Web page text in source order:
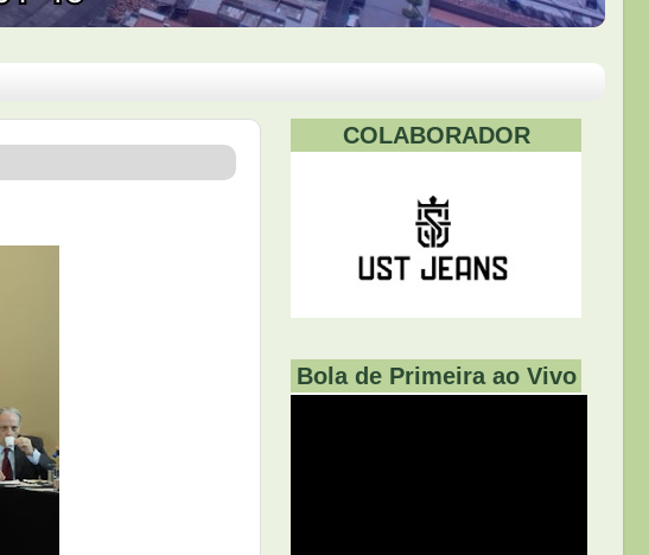
COLABORADOR
Bola de Primeira ao Vivo